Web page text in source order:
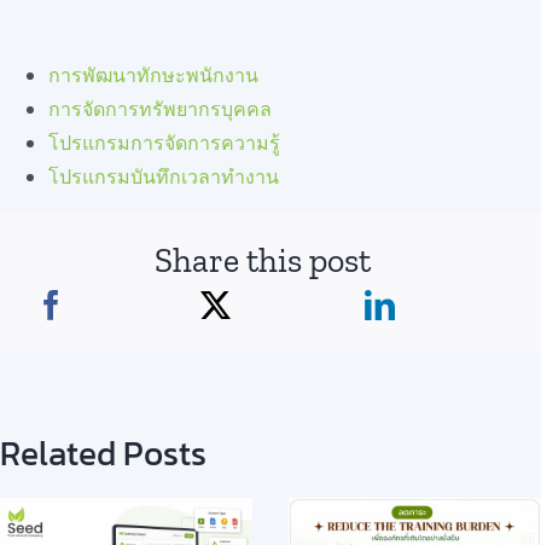
การพัฒนาทักษะพนักงาน
การจัดการทรัพยากรบุคคล
โปรแกรมการจัดการความรู้
โปรแกรมบันทึกเวลาทำงาน
Share this post
Related Posts